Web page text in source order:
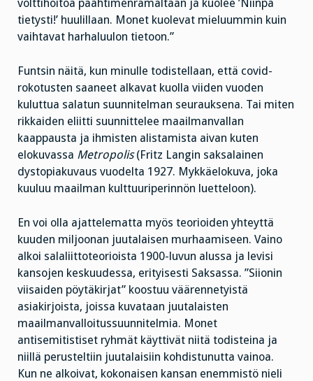
volttihoitoa paahtimenrämältään ja kuolee ’Niinpä
tietysti!’ huulillaan. Monet kuolevat mieluummin kuin
vaihtavat harhaluulon tietoon.”
Funtsin näitä, kun minulle todistellaan, että covid-
rokotusten saaneet alkavat kuolla viiden vuoden
kuluttua salatun suunnitelman seurauksena. Tai miten
rikkaiden eliitti suunnittelee maailmanvallan
kaappausta ja ihmisten alistamista aivan kuten
elokuvassa Metropolis(Fritz Langin saksalainen
dystopiakuvaus vuodelta 1927. Mykkäelokuva, joka
kuuluu maailman kulttuuriperinnön luetteloon).
En voi olla ajattelematta myös teorioiden yhteyttä
kuuden miljoonan juutalaisen murhaamiseen. Vaino
alkoi salaliittoteorioista 1900-luvun alussa ja levisi
kansojen keskuudessa, erityisesti Saksassa. ”Siionin
viisaiden pöytäkirjat” koostuu väärennetyistä
asiakirjoista, joissa kuvataan juutalaisten
maailmanvalloitussuunnitelmia. Monet
antisemitistiset ryhmät käyttivät niitä todisteina ja
niillä perusteltiin juutalaisiin kohdistunutta vainoa.
Kun ne alkoivat, kokonaisen kansan enemmistö nieli